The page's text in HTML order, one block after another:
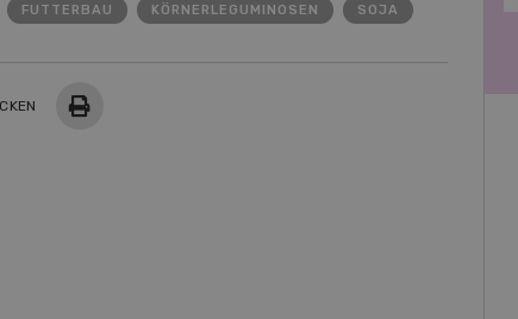
FUTTERBAU KÖRNERLEGUMINOSEN SOJA